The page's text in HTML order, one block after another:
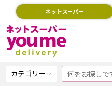
ネットスーパー
カテゴリー